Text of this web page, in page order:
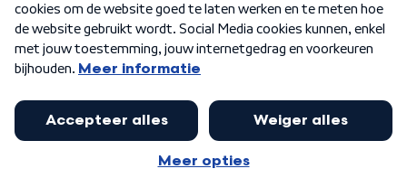
Algemene voorwaarden